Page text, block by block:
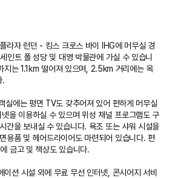
라자 런던 - 킹스 크로스 바이 IHG에 머무실 경
인트 폴 성당 및 대영 박물관에 가실 수 있습니
지는 1.1km 떨어져 있으며, 2.5km 거리에는 옥
.
실에는 평면 TV도 갖추어져 있어 편하게 머무실
을 이용하실 수 있으며 위성 채널 프로그램도 구
간을 보내실 수 있습니다. 욕조 또는 샤워 시설을
용품 및 헤어드라이어도 마련되어 있습니다. 편
금고 및 책상도 있습니다.
이션 시설 외에 무료 무선 인터넷, 콘시어지 서비